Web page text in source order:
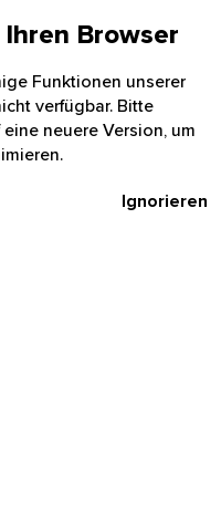
Browser
Funktionen unserer
verfügbar. Bitte
neuere Version, um
Ignorieren